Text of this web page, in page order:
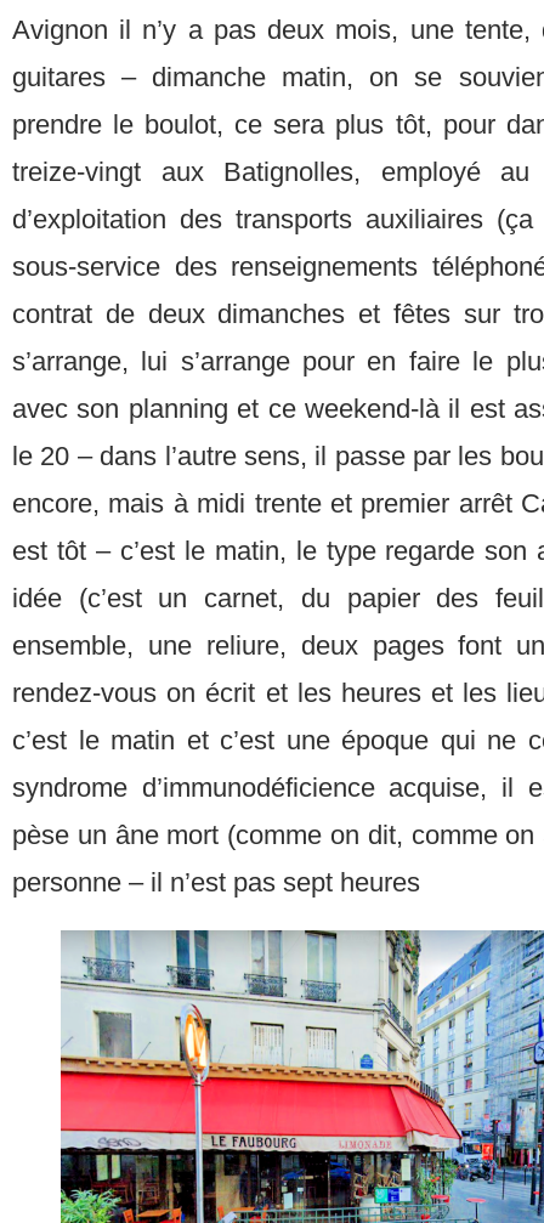
Avignon il n’y a pas deux mois, une
guitares – dimanche matin, on se
prendre le boulot, ce sera plus tôt, pour
treize-vingt aux Batignolles, employé
d’exploitation des transports auxiliaires
sous-service des renseignements
contrat de deux dimanches et fêtes sur
s’arrange, lui s’arrange pour en faire le
avec son planning et ce weekend-là il est
le 20 – dans l’autre sens, il passe par les
encore, mais à midi trente et premier arrêt
est tôt – c’est le matin, le type regarde son
idée (c’est un carnet, du papier des
ensemble, une reliure, deux pages font
rendez-vous on écrit et les heures et les
c’est le matin et c’est une époque qui ne
syndrome d’immunodéficience acquise, il
pèse un âne mort (comme on dit, comme
personne – il n’est pas sept heures